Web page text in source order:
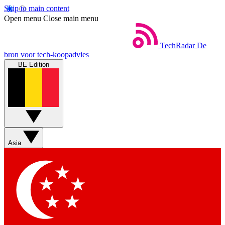
Skip to main content
Open menu Close main menu
TechRadar De
bron voor tech-koopadvies
BE Edition
Asia